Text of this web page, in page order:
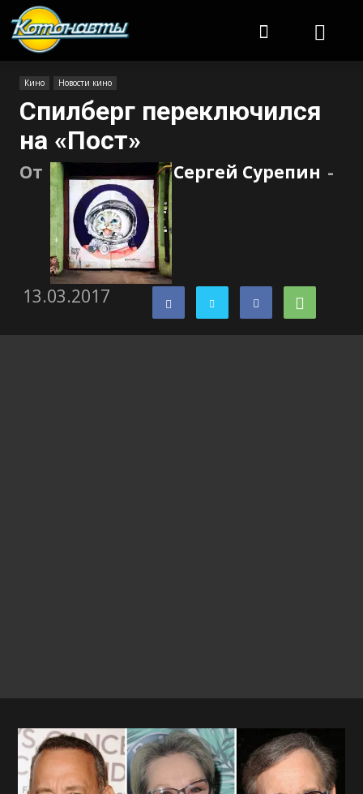
Кино Новости кино
Спилберг переключился
на «Пост»
От Сергей Сурепин -
13.03.2017